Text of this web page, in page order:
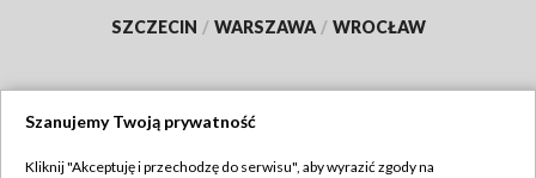
SZCZECIN / WARSZAWA / WROCŁAW
Szanujemy Twoją prywatność
Kliknij "Akceptuję i przechodzę do serwisu", aby wyrazić zgody na